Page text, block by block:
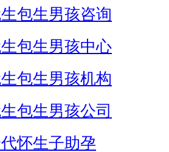
包生男孩咨询
包生男孩中心
包生男孩机构
包生男孩公司
怀生子助孕